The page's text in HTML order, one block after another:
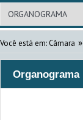
Você está em: Câmara »
Organograma